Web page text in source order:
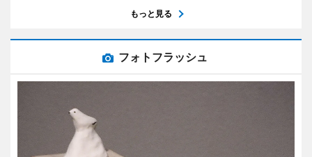
もっと見る
フォトフラッシュ